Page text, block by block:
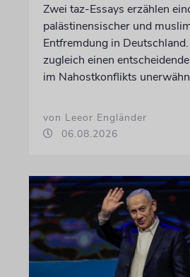
Zwei taz-Essays erzählen
palästinensischer und
Entfremdung in
zugleich einen
im Nahostkonflikts
von Leeor Engländer
06.08.2026